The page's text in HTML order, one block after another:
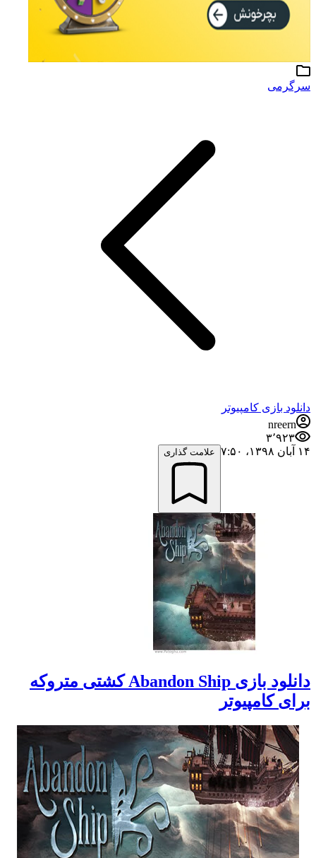
سرگرمی
دانلود بازی کامپیوتر
nreern
۳٬۹۲۳
۱۴ آبان ۱۳۹۸،‏ ۷:۵۰
علامت گذاری
دانلود بازی Abandon Ship کشتی متروکه
برای کامپیوتر